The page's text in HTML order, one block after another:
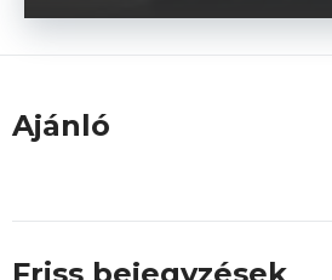
Ajánló